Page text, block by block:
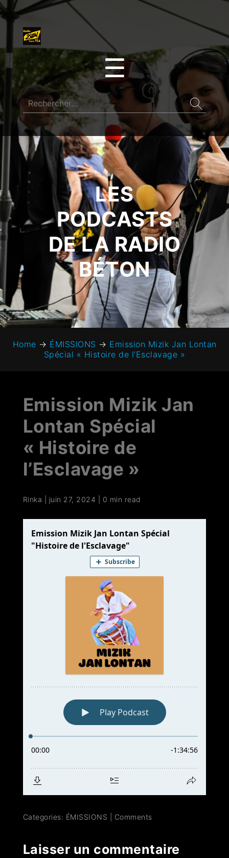
☰
LES
PODCASTS
DE LA RADIO
BÉTON
Home → ÉMISSIONS → Emission Mizik Jan Lontan
Spécial « Histoire de l’Esclavage »
Emission Mizik Jan
Lontan Spécial
« Histoire de
l’Esclavage »
Rinka juin 27, 2024 0 min read
Categories: ÉMISSIONS Comments
Laisser un commentaire